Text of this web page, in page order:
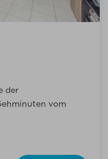
der
vom